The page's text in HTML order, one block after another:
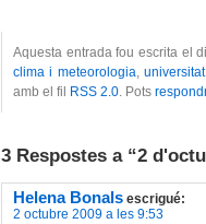
Aquesta entrada fou escrita el
clima i meteorologia, universitat
amb el fil
RSS 2.0. Pots
3 Respostes a “2
Helena Bonals escrigué:
2 octubre 2009 a les 9:53